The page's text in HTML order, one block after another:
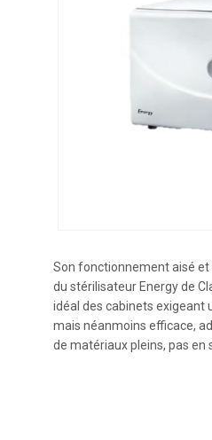
Son fonctionnement aisé
du stérilisateur Energy de
idéal des cabinets exigeant
mais néanmoins efficace,
de matériaux pleins, pas en